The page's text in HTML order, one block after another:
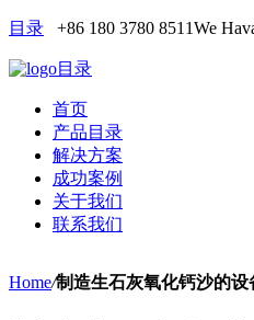
目录 +86 180 3780 8511We
目录
首页
产品目录
解决方案
成功案例
关于我们
联系我们
Home/制造生石灰氧化钙沙的设